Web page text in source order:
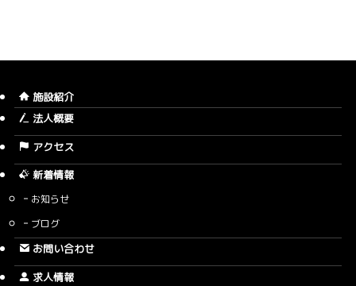
施設紹介
法人概要
アクセス
新着情報
お知らせ
ブログ
お問い合わせ
求人情報